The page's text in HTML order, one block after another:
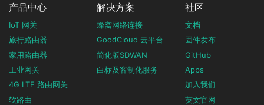
产品中心
IoT 网关
旅行路由器
家用路由器
工业网关
4G LTE 路由网关
软路由
解决方案
蜂窝网络连接
GoodCloud 云平台
简化版SDWAN
白标及客制化服务
社区
文档
固件发布
GitHub
Apps
加入我们
英文官网